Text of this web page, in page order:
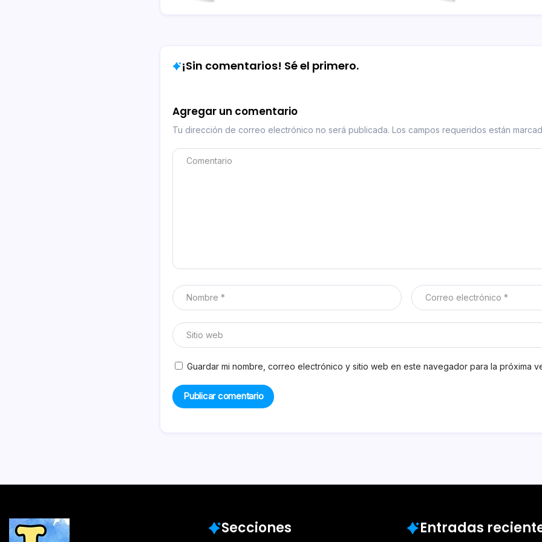
¡Sin comentarios! Sé el primero.
Agregar un comentario
Tu dirección de correo electrónico no será publicada. Los campos requeridos están
Guardar mi nombre, correo electrónico y sitio web en este navegador para la próxima
Secciones Entradas